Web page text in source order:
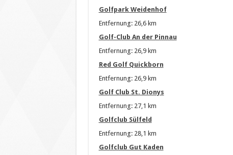
Golfpark Weidenhof
Entfernung: 26,6 km
Golf-Club An der Pinnau
Entfernung: 26,9 km
Red Golf Quickborn
Entfernung: 26,9 km
Golf Club St. Dionys
Entfernung: 27,1 km
Golfclub Sülfeld
Entfernung: 28,1 km
Golfclub Gut Kaden